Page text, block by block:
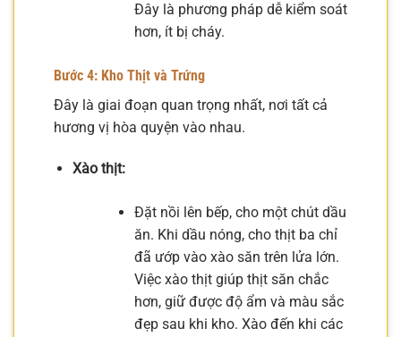
Đây là phương pháp dễ kiểm soát
hơn, ít bị cháy.
Bước 4: Kho Thịt và Trứng
Đây là giai đoạn quan trọng nhất, nơi tất cả
hương vị hòa quyện vào nhau.
Xào thịt:
Đặt nồi lên bếp, cho một chút dầu
ăn. Khi dầu nóng, cho thịt ba chỉ
đã ướp vào xào săn trên lửa lớn.
Việc xào thịt giúp thịt săn chắc
hơn, giữ được độ ẩm và màu sắc
đẹp sau khi kho. Xào đến khi các